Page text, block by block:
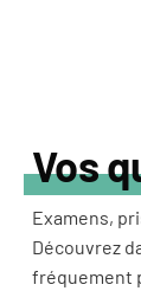
Vos
Examens,
Découvrez
fréquement